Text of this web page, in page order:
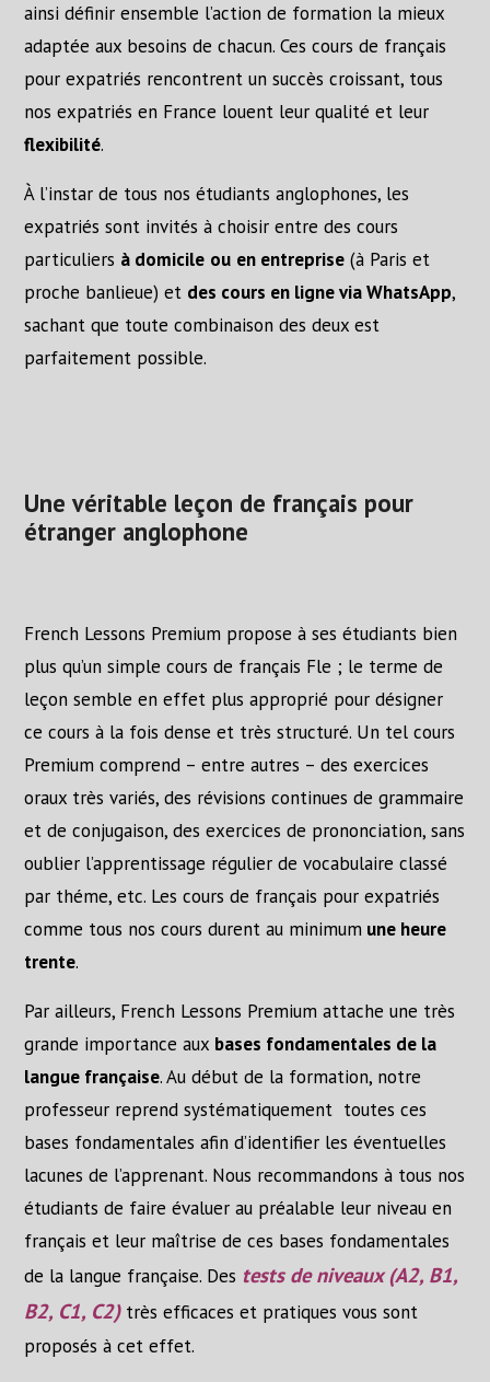
ainsi définir ensemble l’action de formation la mieux
adaptée aux besoins de chacun. Ces cours de français
pour expatriés rencontrent un succès croissant, tous
nos expatriés en France louent leur qualité et leur
flexibilité.
À l’instar de tous nos étudiants anglophones, les
expatriés sont invités à choisir entre des cours
particuliers à domicile ou en entreprise (à Paris et
proche banlieue) et des cours en ligne via WhatsApp,
sachant que toute combinaison des deux est
parfaitement possible.
Une véritable leçon de français pour
étranger anglophone
French Lessons Premium propose à ses étudiants bien
plus qu’un simple cours de français Fle ; le terme de
leçon semble en effet plus approprié pour désigner
ce cours à la fois dense et très structuré. Un tel cours
Premium comprend – entre autres – des exercices
oraux très variés, des révisions continues de grammaire
et de conjugaison, des exercices de prononciation, sans
oublier l’apprentissage régulier de vocabulaire classé
par théme, etc. Les cours de français pour expatriés
comme tous nos cours durent au minimum une heure
trente.
Par ailleurs, French Lessons Premium attache une très
grande importance aux bases fondamentales de la
langue française. Au début de la formation, notre
professeur reprend systématiquement toutes ces
bases fondamentales afin d’identifier les éventuelles
lacunes de l’apprenant. Nous recommandons à tous nos
étudiants de faire évaluer au préalable leur niveau en
français et leur maîtrise de ces bases fondamentales
de la langue française. Des tests de niveaux (A2, B1,
B2, C1, C2)très efficaces et pratiques vous sont
proposés à cet effet.